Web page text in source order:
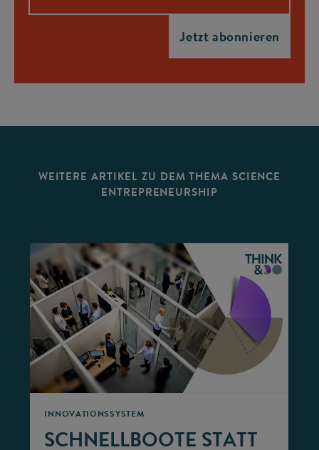
WEITERE ARTIKEL ZU DEM THEMA SCIENCE
ENTREPRENEURSHIP
INNOVATIONSSYSTEM
SCHNELLBOOTE STATT